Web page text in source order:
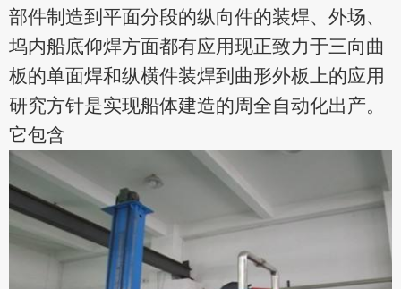
部件制造到平面分段的纵向件的装焊、外场、
坞内船底仰焊方面都有应用现正致力于三向曲
板的单面焊和纵横件装焊到曲形外板上的应用
研究方针是实现船体建造的周全自动化出产。
它包含